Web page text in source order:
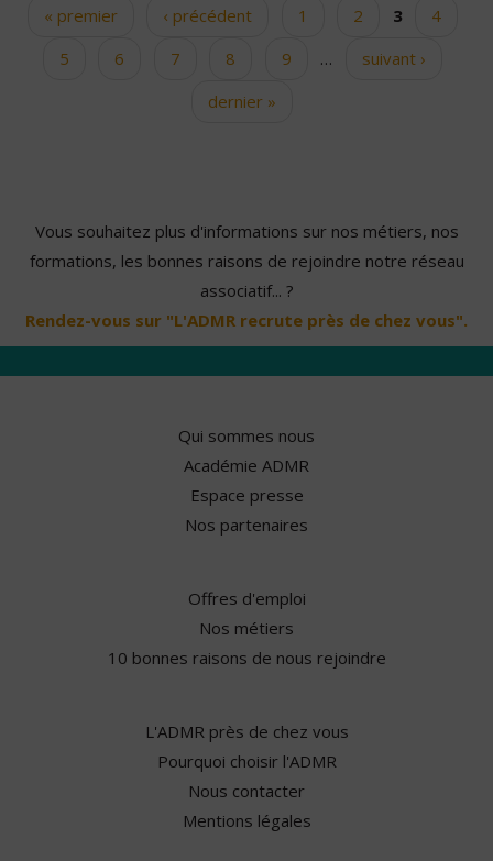
Pages« premier ‹ précédent 1 2 3
4
5
6 7 8 9 …
suivant ›
dernier »
Vous souhaitez plus d'informations sur nos métiers, nos
formations, les bonnes raisons de rejoindre notre réseau
associatif... ?
Rendez-vous sur "L'ADMR recrute près de chez vous".
Qui sommes nous
Académie ADMR
Espace presse
Nos partenaires
Offres d'emploi
Nos métiers
10 bonnes raisons de nous rejoindre
L'ADMR près de chez vous
Pourquoi choisir l'ADMR
Nous contacter
Mentions légales